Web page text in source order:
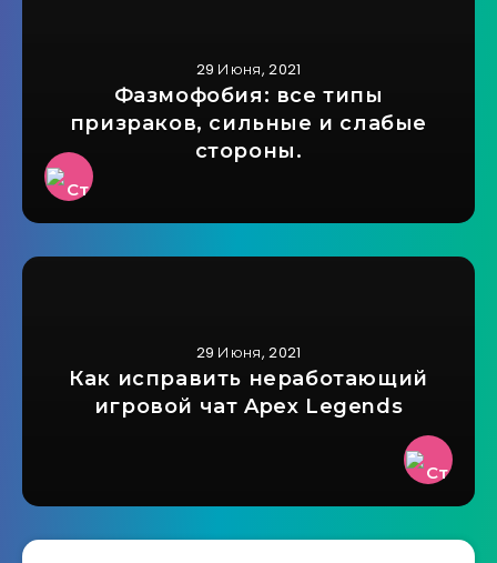
29 Июня, 2021
Фазмофобия: все типы
призраков, сильные и слабые
стороны.
29 Июня, 2021
Как исправить неработающий
игровой чат Apex Legends